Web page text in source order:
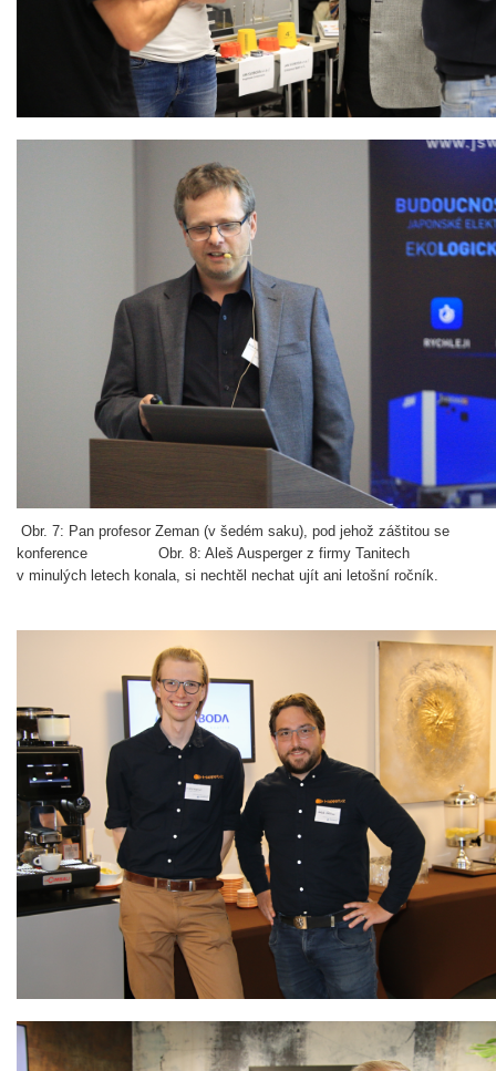
Obr. 7: Pan profesor Zeman (v šedém saku), pod jehož záštitou se
konference Obr. 8: Aleš Ausperger z firmy Tanitech
v minulých letech konala, si nechtěl nechat ujít ani letošní ročník.